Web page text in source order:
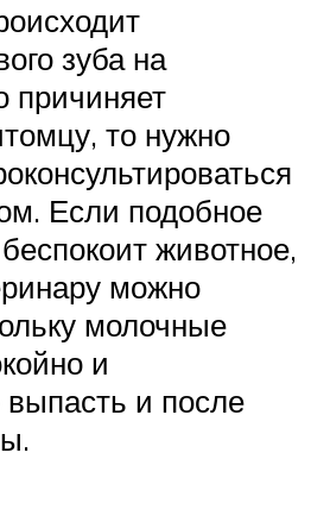
зуба на
причиняет
то нужно
Если подобное
животное,
можно
молочные
и
выпасть и после